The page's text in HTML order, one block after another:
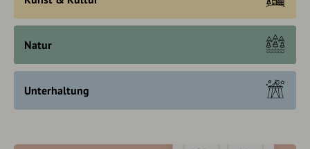
Natur
Unterhaltung